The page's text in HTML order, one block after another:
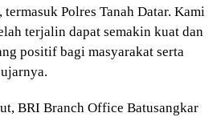
Polres Tanah Datar. Kami
terjalin dapat semakin kuat dan
positif bagi masyarakat serta
BRI Branch Office Batusangkar